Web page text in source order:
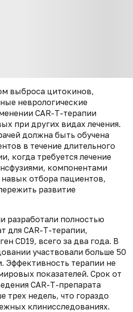
выброса цитокинов,
неврологические
CAR-T-терапии
при других видах лечения.
должна быть обучена
в течение длительного
когда требуется лечение
компонентами
отбора пациентов,
развитие
разработали полностью
для CAR-T-терапии,
CD19, всего за два года. В
участвовали больше 50
Эффективность терапии не
показателей. Срок от
CAR-T-препарата
трех недель, что гораздо
клинисследованиях.